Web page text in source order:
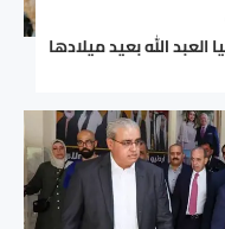
العبد الله بعيد ميلادها